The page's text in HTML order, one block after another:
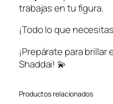
trabajas en tu figura.
¡Todo lo que
¡Prepárate para
Shaddai! 💫
Productos relacionados